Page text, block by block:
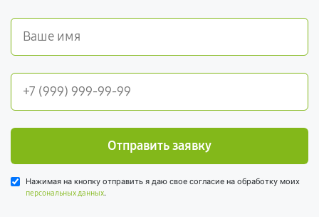
Отправить заявку
Нажимая на кнопку отправить я даю свое согласие на обработку моих
персональных данных.